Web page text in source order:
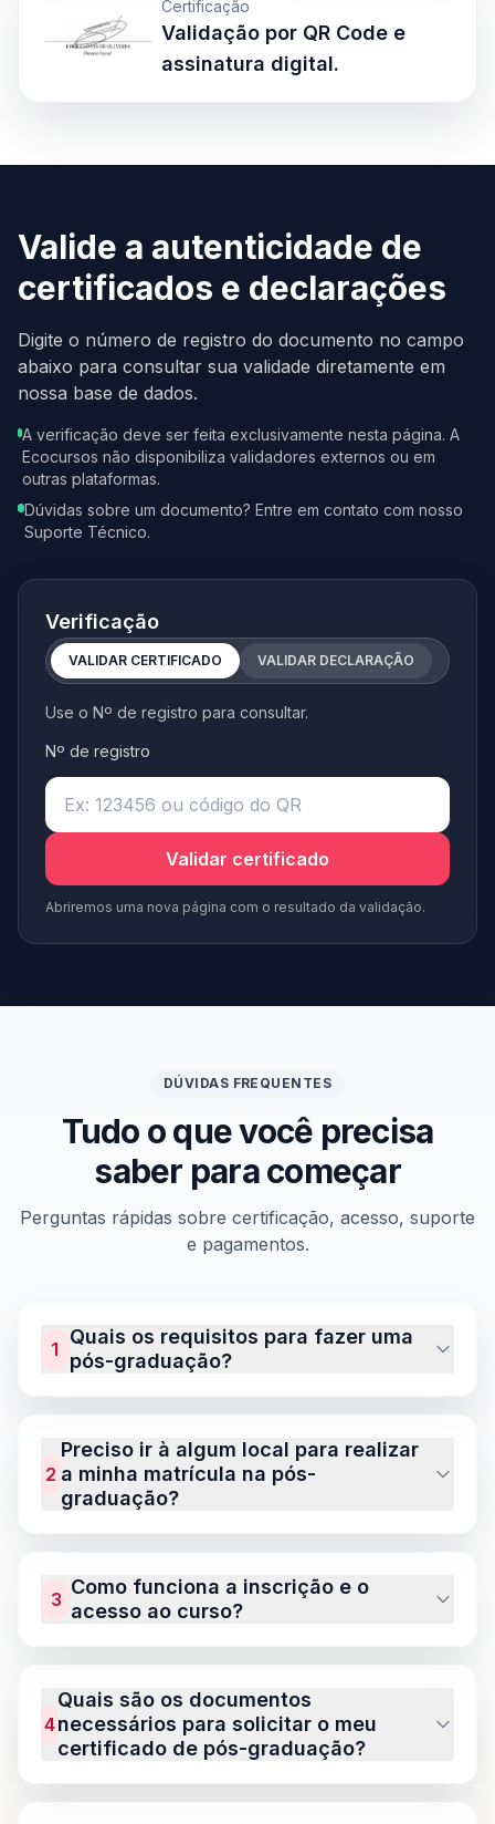
Certificação
Validação por QR Code e
assinatura digital.
Valide a autenticidade de
certificados e declarações
Digite o número de registro do documento no campo
abaixo para consultar sua validade diretamente em
nossa base de dados.
A verificação deve ser feita exclusivamente nesta página. A
Ecocursos não disponibiliza validadores externos ou em
outras plataformas.
Dúvidas sobre um documento? Entre em contato com nosso
Suporte Técnico.
Verificação
VALIDAR CERTIFICADO VALIDAR DECLARAÇÃO
Use o Nº de registro para consultar.
Nº de registro
Validar certificado
Abriremos uma nova página com o resultado da validação.
DÚVIDAS FREQUENTES
Tudo o que você precisa
saber para começar
Perguntas rápidas sobre certificação, acesso, suporte
e pagamentos.
1
Quais os requisitos para fazer uma
pós-graduação?
2
Preciso ir à algum local para realizar
a minha matrícula na pós-
graduação?
3
Como funciona a inscrição e o
acesso ao curso?
4
Quais são os documentos
necessários para solicitar o meu
certificado de pós-graduação?